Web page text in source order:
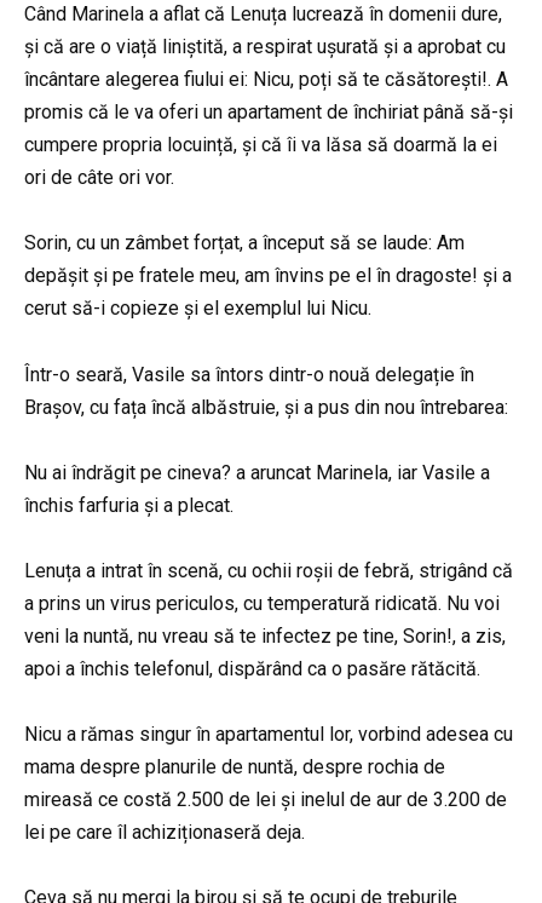
Când Marinela a aflat că Lenuța lucrează în domenii dure,
și că are o viață liniștită, a respirat ușurată și a aprobat cu
încântare alegerea fiului ei: Nicu, poți să te căsătorești!. A
promis că le va oferi un apartament de închiriat până să-și
cumpere propria locuință, și că îi va lăsa să doarmă la ei
ori de câte ori vor.
Sorin, cu un zâmbet forțat, a început să se laude: Am
depășit și pe fratele meu, am învins pe el în dragoste! și a
cerut să-i copieze și el exemplul lui Nicu.
Într-o seară, Vasile sa întors dintr-o nouă delegație în
Brașov, cu fața încă albăstruie, și a pus din nou întrebarea:
Nu ai îndrăgit pe cineva? a aruncat Marinela, iar Vasile a
închis farfuria și a plecat.
Lenuța a intrat în scenă, cu ochii roșii de febră, strigând că
a prins un virus periculos, cu temperatură ridicată. Nu voi
veni la nuntă, nu vreau să te infectez pe tine, Sorin!, a zis,
apoi a închis telefonul, dispărând ca o pasăre rătăcită.
Nicu a rămas singur în apartamentul lor, vorbind adesea cu
mama despre planurile de nuntă, despre rochia de
mireasă ce costă 2.500 de lei și inelul de aur de 3.200 de
lei pe care îl achiziționaseră deja.
Ceva să nu mergi la birou și să te ocupi de treburile